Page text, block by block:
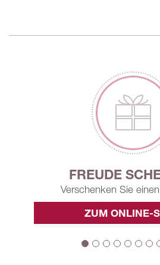
FREUDE
Verschenken Sie
ZUM ONLINE-